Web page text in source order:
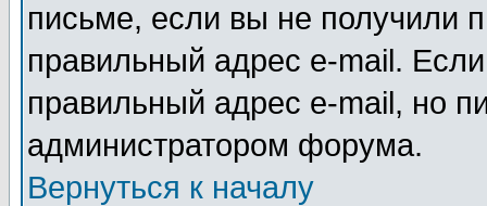
письме, если вы не получили
правильный адрес e-mail.
правильный адрес e-mail, но
администратором форума.
Вернуться к началу